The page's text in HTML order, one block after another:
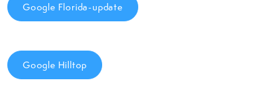
Google Florida-update
Google Hilltop